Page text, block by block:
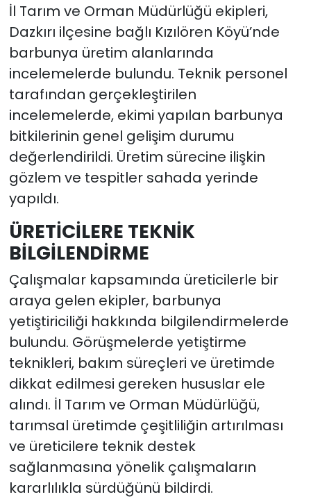
İl Tarım ve Orman Müdürlüğü ekipleri,
Dazkırı ilçesine bağlı Kızılören Köyü’nde
barbunya üretim alanlarında
incelemelerde bulundu. Teknik personel
tarafından gerçekleştirilen
incelemelerde, ekimi yapılan barbunya
bitkilerinin genel gelişim durumu
değerlendirildi. Üretim sürecine ilişkin
gözlem ve tespitler sahada yerinde
yapıldı.
ÜRETİCİLERE TEKNİK
BİLGİLENDİRME
Çalışmalar kapsamında üreticilerle bir
araya gelen ekipler, barbunya
yetiştiriciliği hakkında bilgilendirmelerde
bulundu. Görüşmelerde yetiştirme
teknikleri, bakım süreçleri ve üretimde
dikkat edilmesi gereken hususlar ele
alındı. İl Tarım ve Orman Müdürlüğü,
tarımsal üretimde çeşitliliğin artırılması
ve üreticilere teknik destek
sağlanmasına yönelik çalışmaların
kararlılıkla sürdüğünü bildirdi.